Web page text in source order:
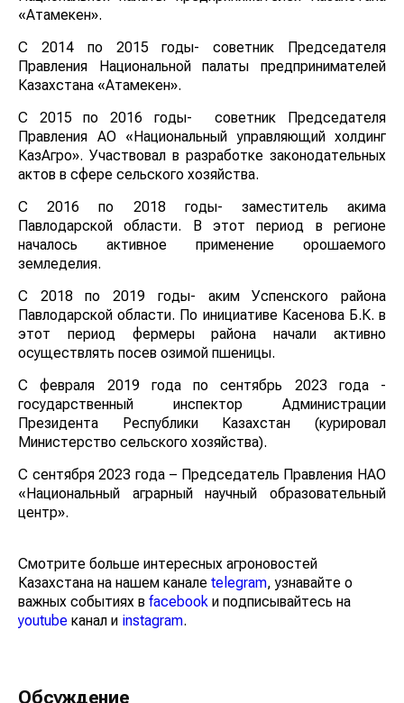
«Атамекен».
С 2014 по 2015 годы- советник Председателя
Правления Национальной палаты предпринимателей
Казахстана «Атамекен».
С 2015 по 2016 годы- советник Председателя
Правления АО «Национальный управляющий холдинг
КазАгро». Участвовал в разработке законодательных
актов в сфере сельского хозяйства.
С 2016 по 2018 годы- заместитель акима
Павлодарской области. В этот период в регионе
началось активное применение орошаемого
земледелия.
С 2018 по 2019 годы- аким Успенского района
Павлодарской области. По инициативе Касенова Б.К. в
этот период фермеры района начали активно
осуществлять посев озимой пшеницы.
С февраля 2019 года по сентябрь 2023 года -
государственный инспектор Администрации
Президента Республики Казахстан (курировал
Министерство сельского хозяйства).
С сентября 2023 года – Председатель Правления НАО
«Национальный аграрный научный образовательный
центр».
Смотрите больше интересных агроновостей
Казахстана на нашем канале telegram, узнавайте о
важных событиях в facebook и подписывайтесь на
youtube канал и instagram.
Обсуждение